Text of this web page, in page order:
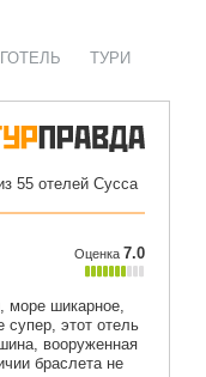
ГОТЕЛЬ ТУРИ